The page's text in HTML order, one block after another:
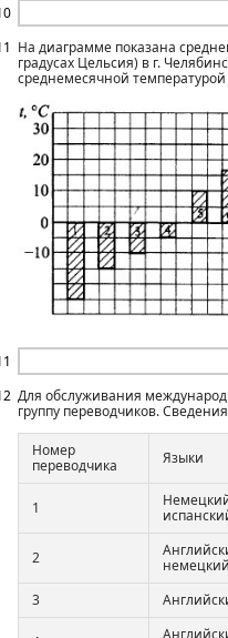
На диаграмме показана
градусах Цельсия) в г.
среднемесячной
Для обслуживания
группу переводчиков.
Номер
переводчика
Языки
1
2
немецкий
3